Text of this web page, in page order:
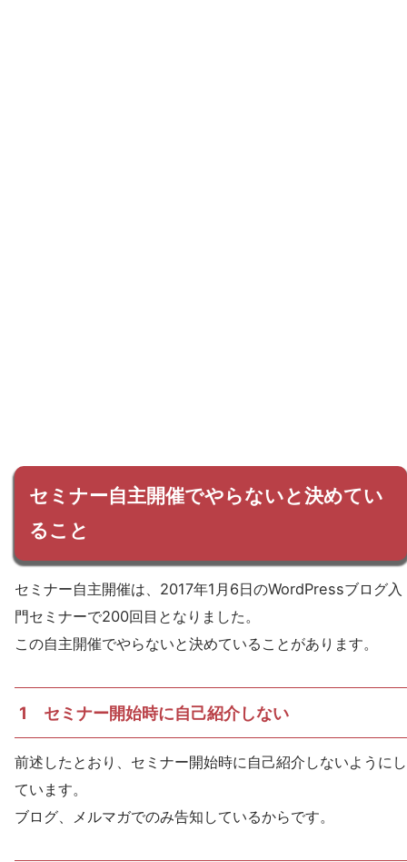
セミナー自主開催でやらないと決めてい
ること
セミナー自主開催は、2017年1月6日のWordPressブログ入
門セミナーで200回目となりました。
この自主開催でやらないと決めていることがあります。
1 セミナー開始時に自己紹介しない
前述したとおり、セミナー開始時に自己紹介しないようにし
ています。
ブログ、メルマガでのみ告知しているからです。